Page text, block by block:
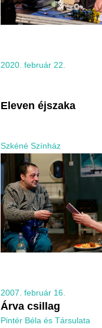
2020. február 22.
Eleven éjszaka
Szkéné Színház
2007. február 16.
Árva csillag
Pintér Béla és Társulata